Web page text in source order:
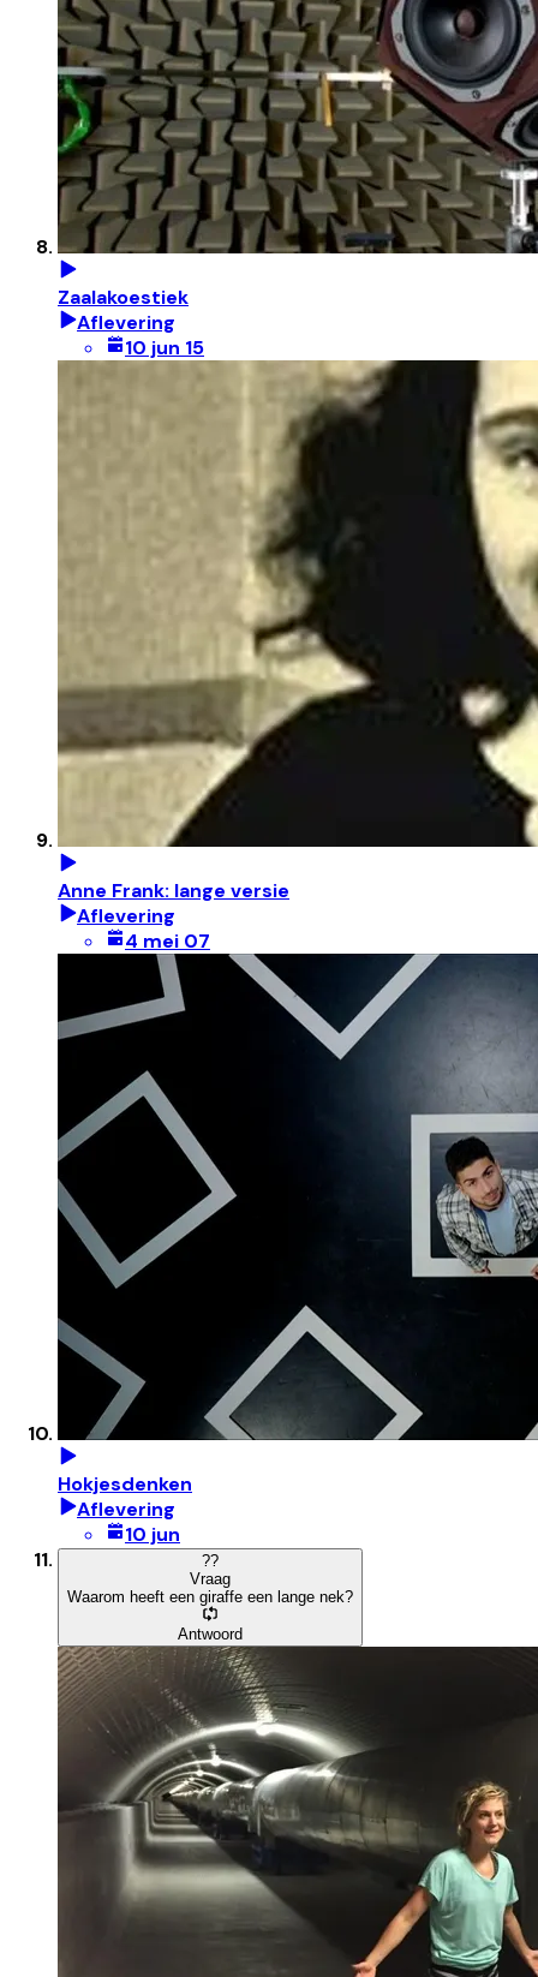
Zaalakoestiek
Aflevering
10 jun 15
Anne Frank: lange versie
Aflevering
4 mei 07
Hokjesdenken
Aflevering
10 jun
??
Vraag
Waarom heeft een giraffe een lange nek?
Antwoord